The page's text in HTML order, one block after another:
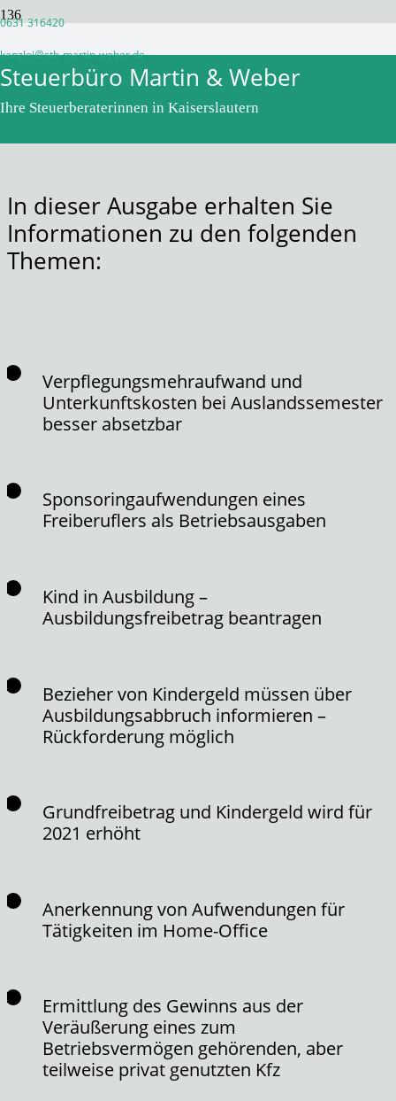
0631 316420
kanzlei@stb-martin-weber.de
Steuerbüro Martin & Weber
Ihre Steuerberaterinnen in Kaiserslautern
Monatsinformation Dezember
2020
In dieser Ausgabe erhalten Sie
Informationen zu den folgenden
Themen:
Verpflegungsmehraufwand und
Unterkunftskosten bei Auslandssemester
besser absetzbar
Sponsoringaufwendungen eines
Freiberuflers als Betriebsausgaben
Kind in Ausbildung –
Ausbildungsfreibetrag beantragen
Bezieher von Kindergeld müssen über
Ausbildungsabbruch informieren –
Rückforderung möglich
Grundfreibetrag und Kindergeld wird für
2021 erhöht
Anerkennung von Aufwendungen für
Tätigkeiten im Home-Office
Ermittlung des Gewinns aus der
Veräußerung eines zum
Betriebsvermögen gehörenden, aber
teilweise privat genutzten Kfz